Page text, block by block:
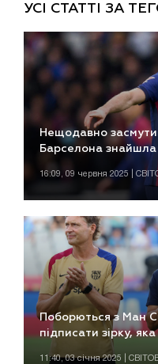
УСІ СТАТТІ ЗА
Нещодавно
Барселона знайшла
16:09, 09 червня 2025 |
Поборються з Ман
підписати зірку,
11:40, 03 січня 2025 |